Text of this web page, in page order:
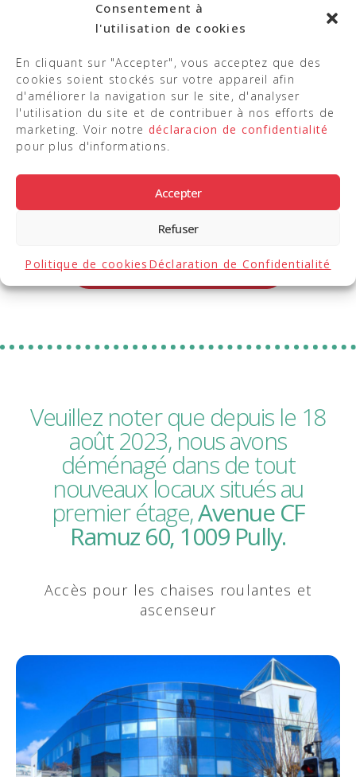
Consentement à
l'utilisation de cookies
En cliquant sur "Accepter", vous acceptez que des
cookies soient stockés sur votre appareil afin
d'améliorer la navigation sur le site, d'analyser
l'utilisation du site et de contribuer à nos efforts de
marketing. Voir notre déclaracion de confidentialité
pour plus d'informations.
Accepter
Refuser
Politique de cookies Déclaration de Confidentialité
L'équipe
L'équipe est notre atout le plus précieux. Toute
notre équipe est à votre disposition, prête à vous
inutiles. Nous croyons en la force de la
collaboration, en travaillant ensemble pour offrir à
chaque patient·e la meilleure solution possible.
Découvrez notre équipe
Veuillez noter que depuis le 18
août 2023, nous avons
déménagé dans de tout
nouveaux locaux situés au
premier étage,Avenue CF
Ramuz 60, 1009 Pully.
Accès pour les chaises roulantes et
ascenseur